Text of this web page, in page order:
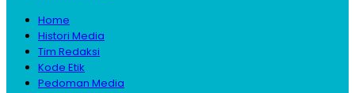
Home
Histori Media
Tim Redaksi
Kode Etik
Pedoman Media